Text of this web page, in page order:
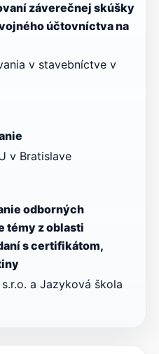
záverečnej skúšky
účtovníctva na
v stavebníctve v
v Bratislave
odborných
témy z oblasti
s certifikátom,
a Jazyková škola